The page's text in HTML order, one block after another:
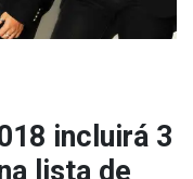
incluirá 3
lista de